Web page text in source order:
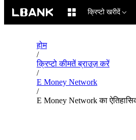
क्रिप्टो खरीदें
होम
/
क्रिप्टो कीमतें ब्राउज़ करें
/
E Money Network
/
E Money Network का